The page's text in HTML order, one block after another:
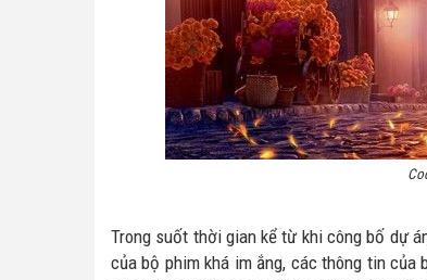
Trong suốt thời gian kể từ khi công bố dự
của bộ phim khá im ắng, các thông tin của